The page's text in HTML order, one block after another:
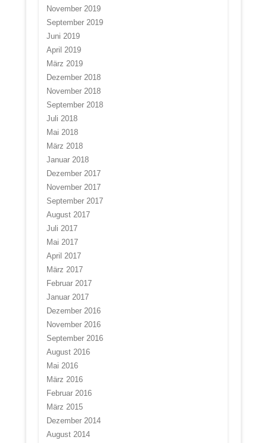
November 2019
September 2019
Juni 2019
April 2019
März 2019
Dezember 2018
November 2018
September 2018
Juli 2018
Mai 2018
März 2018
Januar 2018
Dezember 2017
November 2017
September 2017
August 2017
Juli 2017
Mai 2017
April 2017
März 2017
Februar 2017
Januar 2017
Dezember 2016
November 2016
September 2016
August 2016
Mai 2016
März 2016
Februar 2016
März 2015
Dezember 2014
August 2014